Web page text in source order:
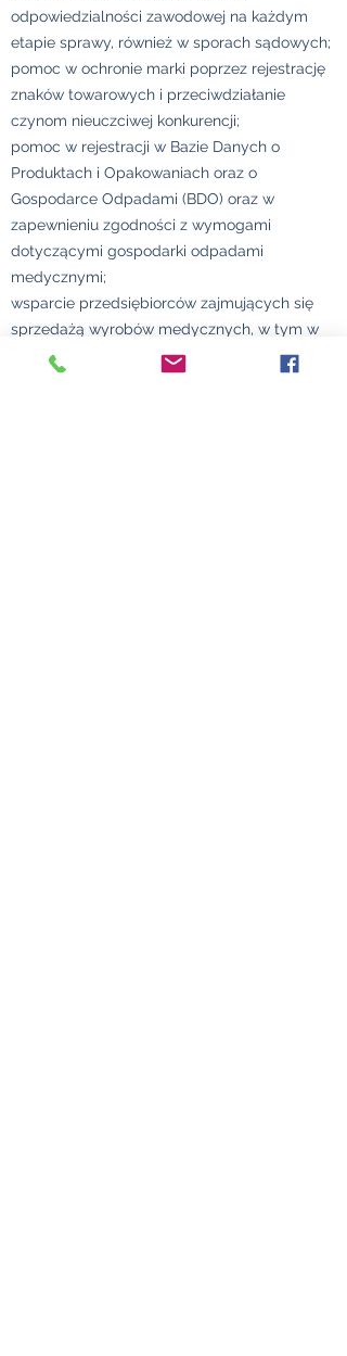
odpowiedzialności zawodowej na każdym
etapie sprawy, również w sporach sądowych;
pomoc w ochronie marki poprzez rejestrację
znaków towarowych i przeciwdziałanie
czynom nieuczciwej konkurencji;
pomoc w rejestracji w Bazie Danych o
Produktach i Opakowaniach oraz o
Gospodarce Odpadami (BDO) oraz w
zapewnieniu zgodności z wymogami
dotyczącymi gospodarki odpadami
medycznymi;
wsparcie przedsiębiorców zajmujących się
sprzedażą wyrobów medycznych, w tym w
zakresie zgodności praktyk z ustawą o